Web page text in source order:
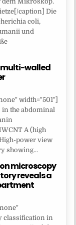
caption] Die
coli,
und
multi-walled
width="501"]
the abdominal
A (high
power view
showing...
microscopy
reveals a
classification in